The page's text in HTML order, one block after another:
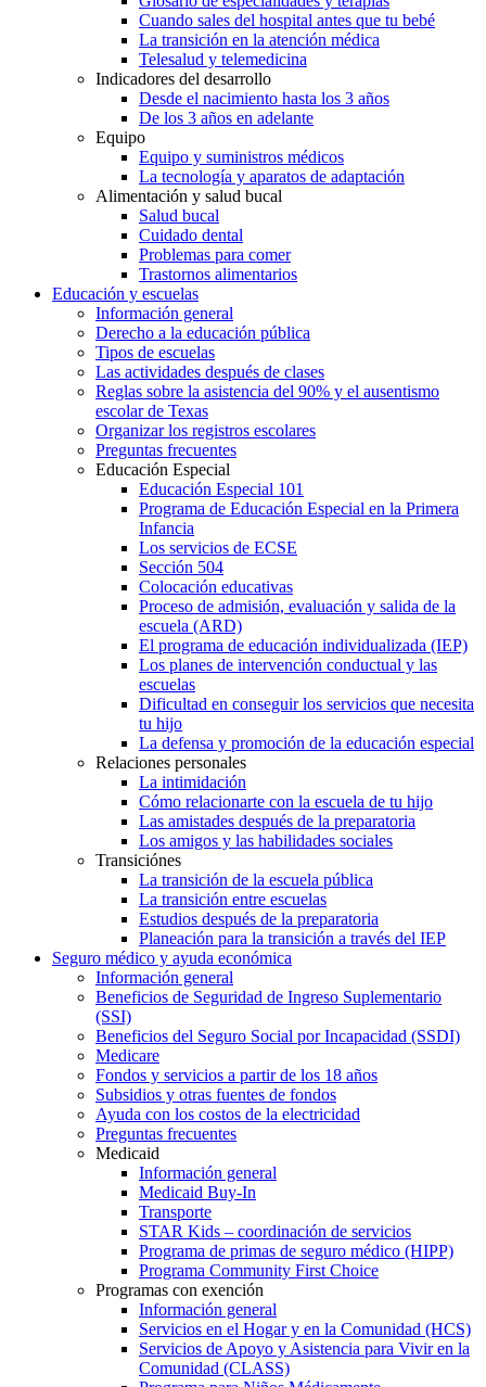
Cuando sales del hospital antes que tu bebé
La transición en la atención médica
Telesalud y telemedicina
Indicadores del desarrollo
Desde el nacimiento hasta los 3 años
De los 3 años en adelante
Equipo
Equipo y suministros médicos
La tecnología y aparatos de adaptación
Alimentación y salud bucal
Salud bucal
Cuidado dental
Problemas para comer
Trastornos alimentarios
Educación y escuelas
Información general
Derecho a la educación pública
Tipos de escuelas
Las actividades después de clases
Reglas sobre la asistencia del 90% y el ausentismo
escolar de Texas
Organizar los registros escolares
Preguntas frecuentes
Educación Especial
Educación Especial 101
Programa de Educación Especial en la Primera
Infancia
Los servicios de ECSE
Sección 504
Colocación educativas
Proceso de admisión, evaluación y salida de la
escuela (ARD)
El programa de educación individualizada (IEP)
Los planes de intervención conductual y las
escuelas
Dificultad en conseguir los servicios que necesita
tu hijo
La defensa y promoción de la educación especial
Relaciones personales
La intimidación
Cómo relacionarte con la escuela de tu hijo
Las amistades después de la preparatoria
Los amigos y las habilidades sociales
Transiciónes
La transición de la escuela pública
La transición entre escuelas
Estudios después de la preparatoria
Planeación para la transición a través del IEP
Seguro médico y ayuda económica
Información general
Beneficios de Seguridad de Ingreso Suplementario
(SSI)
Beneficios del Seguro Social por Incapacidad (SSDI)
Medicare
Fondos y servicios a partir de los 18 años
Subsidios y otras fuentes de fondos
Ayuda con los costos de la electricidad
Preguntas frecuentes
Medicaid
Información general
Medicaid Buy-In
Transporte
STAR Kids – coordinación de servicios
Programa de primas de seguro médico (HIPP)
Programa Community First Choice
Programas con exención
Información general
Servicios en el Hogar y en la Comunidad (HCS)
Servicios de Apoyo y Asistencia para Vivir en la
Comunidad (CLASS)